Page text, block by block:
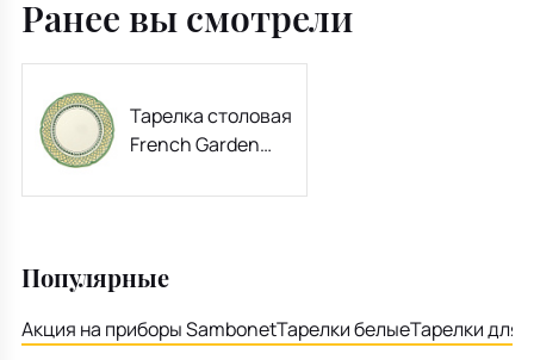
Ранее вы смотрели
Тарелка столовая
French Garden
Популярные
Акция на приборы SambonetТарелки белыеТарелки для